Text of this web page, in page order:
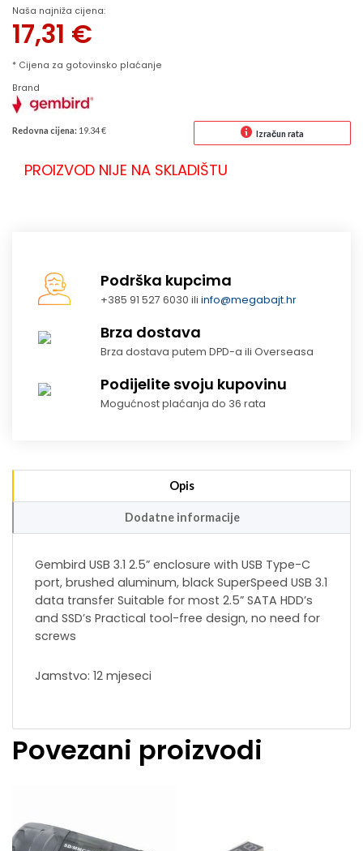
Naša najniža cijena:
17,31 €
* Cijena za gotovinsko plaćanje
Brand
Redovna cijena: 19.34 € Izračun rata
PROIZVOD NIJE NA SKLADIŠTU
Podrška kupcima
+385 91 527 6030 iliinfo@megabajt.hr
Brza dostava
Brza dostava putem DPD-a ili Overseasa
Podijelite svoju kupovinu
Mogućnost plaćanja do 36 rata
Opis
Dodatne informacije
Gembird USB 3.1 2.5” enclosure with USB Type-C
port, brushed aluminum, black SuperSpeed USB 3.1
data transfer Suitable for most 2.5” SATA HDD’s
and SSD’s Practical tool-free design, no need for
screws
Jamstvo: 12 mjeseci
Povezani proizvodi